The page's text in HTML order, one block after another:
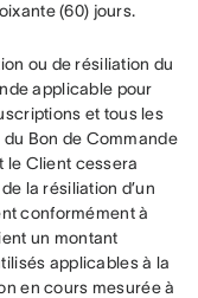
(60) jours.
ou de résiliation du
applicable pour
et tous les
Bon de Commande
le Client cessera
la résiliation d’un
conformément à
un montant
applicables à la
en cours mesurée à